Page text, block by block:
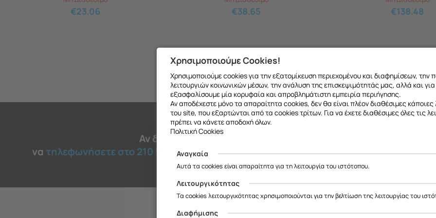
€23.06 €38.65 €138.48
Αν δεν βρήκατε το ανταλλακτικό που θέλετε μπορείτε να
να τηλεφωνήσετε στο 210 51 45 030για να μιλήσετε με εξειδικευμένο συνεργάτη
Χρησιμοποιούμε Cookies!
Χρησιμοποιούμε cookies για την εξατομίκευση περιεχομένου και διαφημίσεων, την
λειτουργιών κοινωνικών μέσων, την ανάλυση της επισκεψιμότητάς μας, αλλά και
εξασφαλίσουμε μία κορυφαία και απροβλημάτιστη εμπειρία περιήγησης.
Αν αποδέχεστε μόνο τα απαραίτητα cookies, δεν θα είναι πλέον διαθέσιμες κάποιες
του site, που εξαρτώνται από τα cookies τρίτων. Για να έχετε διαθέσιμες όλες τις
πρέπει να κάνετε αποδοχή όλων.
Πολιτική Cookies
Αναγκαία
Αυτά τα cookies είναι απαραίτητα για τη λειτουργία του ιστότοπου.
Λειτουργικότητας
Τα cookies λειτουργικότητας χρησιμοποιούνται για την βελτίωση της λειτουργίας του
Διαφήμισης
Θα θέλαμε να σας ενημερώσουμε ότι η επιχείρησή μας θα παραμείνει κλειστή
έως και 18/08, λόγω καλοκαιρινών διακοπών.
Θα είμαστε ξανά κοντά σας από19/08.
Σας ευχαριστούμε για την κατανόηση και σας ευχόμαστε καλό